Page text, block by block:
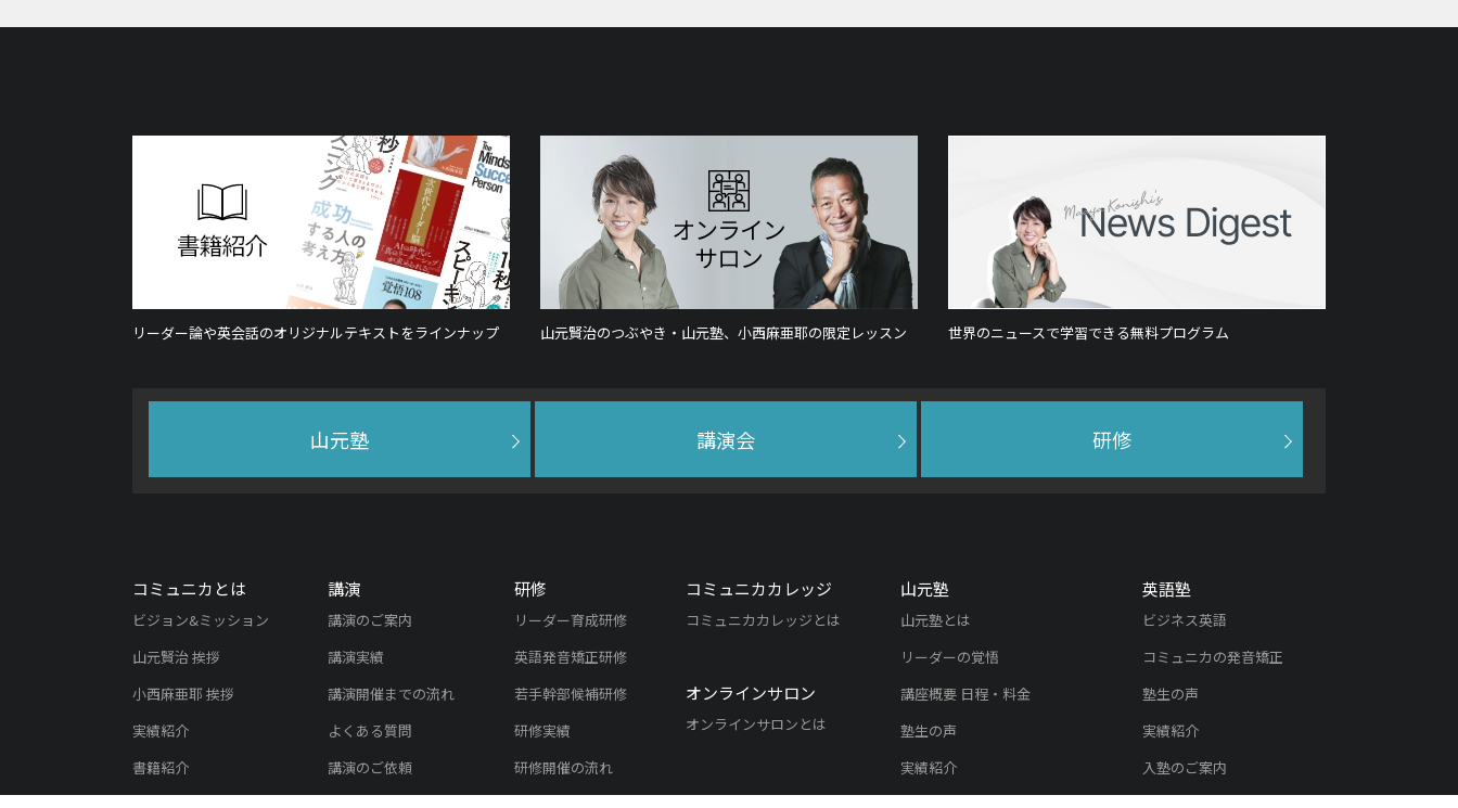
リーダー論や英会話のオリジナルテキストをラインナップ 山元賢治のつぶやき・山元塾、小西麻亜耶の限定レッスン 世界のニュースで学習できる無料プログラム
山元塾 講演会 研修
コミュニカとは
ビジョン&ミッション
山元賢治 挨拶
小西麻亜耶 挨拶
実績紹介
書籍紹介
講演
講演のご案内
講演実績
講演開催までの流れ
よくある質問
講演のご依頼
研修
リーダー育成研修
英語発音矯正研修
若手幹部候補研修
研修実績
研修開催の流れ
コミュニカカレッジ
コミュニカカレッジとは
オンラインサロン
オンラインサロンとは
山元塾
山元塾とは
リーダーの覚悟
講座概要 日程・料金
塾生の声
実績紹介
英語塾
ビジネス英語
コミュニカの発音矯正
塾生の声
実績紹介
入塾のご案内